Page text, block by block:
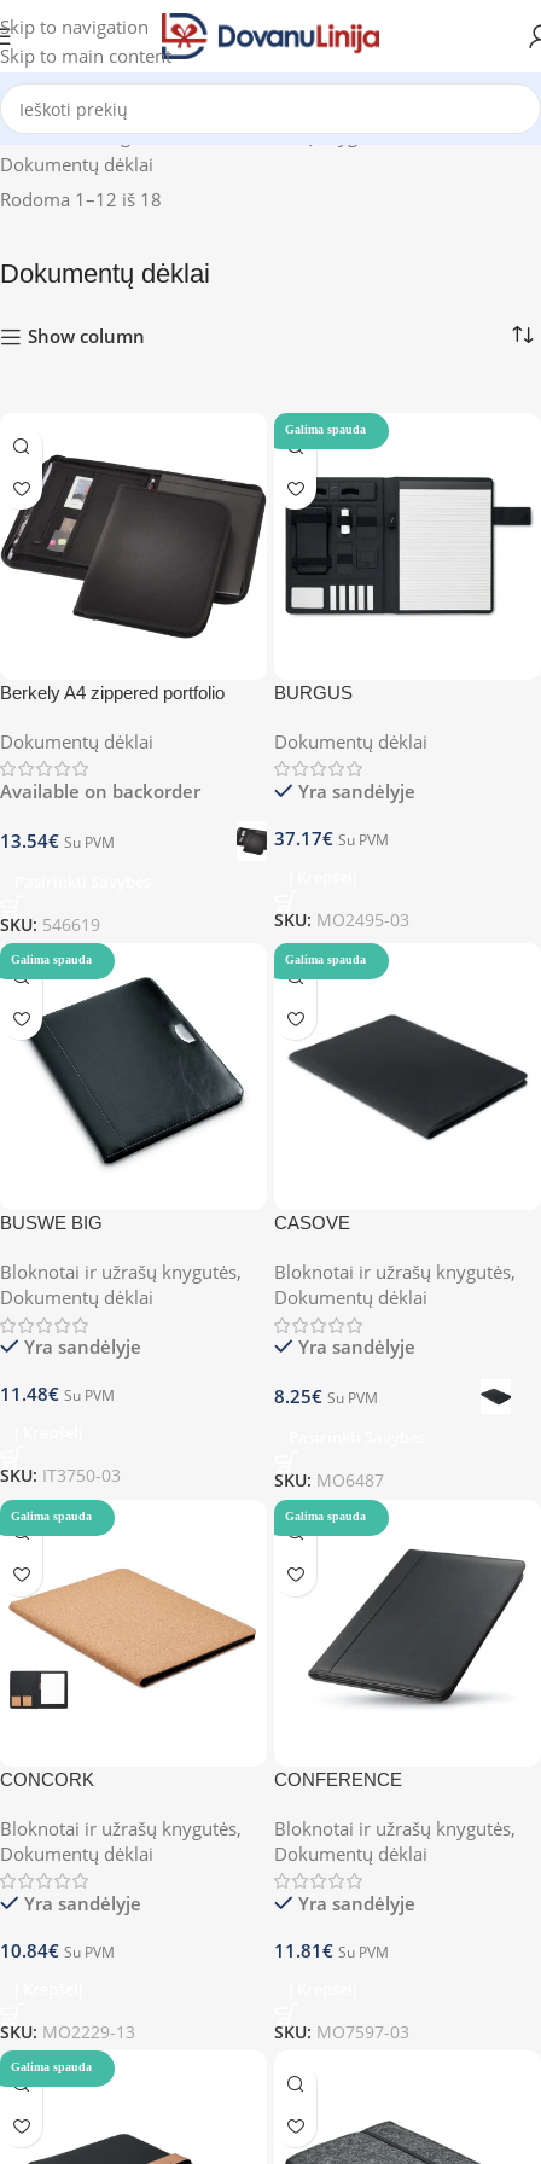
Skip to navigation
Skip to main content
Pradžia Katalogas Bloknotai ir užrašų knygutės
Dokumentų dėklai
Rodoma 1–12 iš 18
Dokumentų dėklai
Show column
Berkely A4 zippered portfolio
Dokumentų dėklai
Available on backorder
13.54€ Su PVM
SKU: 546619
Galima spauda
BURGUS
Dokumentų dėklai
Yra sandėlyje
37.17€ Su PVM
SKU: MO2495-03
Galima spauda
BUSWE BIG
Bloknotai ir užrašų knygutės,
Dokumentų dėklai
Yra sandėlyje
11.48€ Su PVM
SKU: IT3750-03
Galima spauda
CASOVE
Bloknotai ir užrašų knygutės,
Dokumentų dėklai
Yra sandėlyje
8.25€ Su PVM
SKU: MO6487
Galima spauda
CONCORK
Bloknotai ir užrašų knygutės,
Dokumentų dėklai
Yra sandėlyje
10.84€ Su PVM
SKU: MO2229-13
Galima spauda
CONFERENCE
Bloknotai ir užrašų knygutės,
Dokumentų dėklai
Yra sandėlyje
11.81€ Su PVM
SKU: MO7597-03
Galima spauda